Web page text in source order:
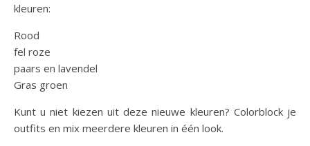
kleuren:
Rood
fel roze
paars en lavendel
Gras groen
Kunt u niet kiezen uit deze nieuwe kleuren? Colorblock je
outfits en mix meerdere kleuren in één look.